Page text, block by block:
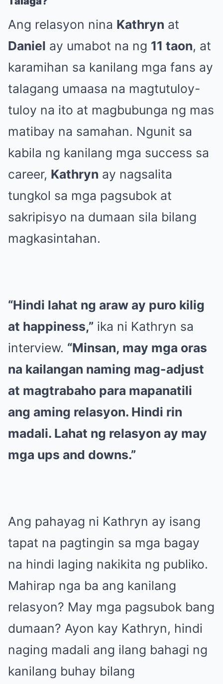
Ang relasyon nina Kathryn at
Daniel ay umabot na ng 11 taon, at
karamihan sa kanilang mga fans ay
talagang umaasa na magtutuloy-
tuloy na ito at magbubunga ng mas
matibay na samahan. Ngunit sa
kabila ng kanilang mga success sa
career, Kathryn ay nagsalita
tungkol sa mga pagsubok at
sakripisyo na dumaan sila bilang
magkasintahan.
“Hindi lahat ng araw ay puro kilig
at happiness,” ika ni Kathryn sa
interview. “Minsan, may mga oras
na kailangan naming mag-adjust
at magtrabaho para mapanatili
ang aming relasyon. Hindi rin
madali. Lahat ng relasyon ay may
mga ups and downs.”
Ang pahayag ni Kathryn ay isang
tapat na pagtingin sa mga bagay
na hindi laging nakikita ng publiko.
Mahirap nga ba ang kanilang
relasyon? May mga pagsubok bang
dumaan? Ayon kay Kathryn, hindi
naging madali ang ilang bahagi ng
kanilang buhay bilang